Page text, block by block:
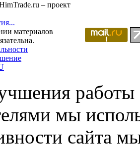
– проект
материалов
работы
мы
сайта